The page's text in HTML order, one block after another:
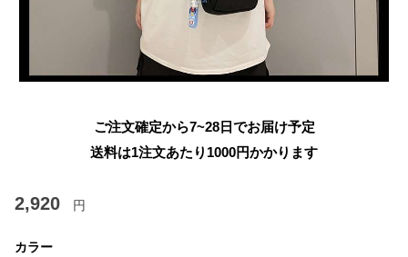
ご注文確定から7~28日でお届け予定
送料は1注文あたり 1000円かかります
2,920 円
カラー